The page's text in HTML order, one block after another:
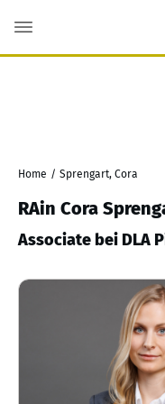
Home / Sprengart, Cora
RAin Cora
Associate bei DLA